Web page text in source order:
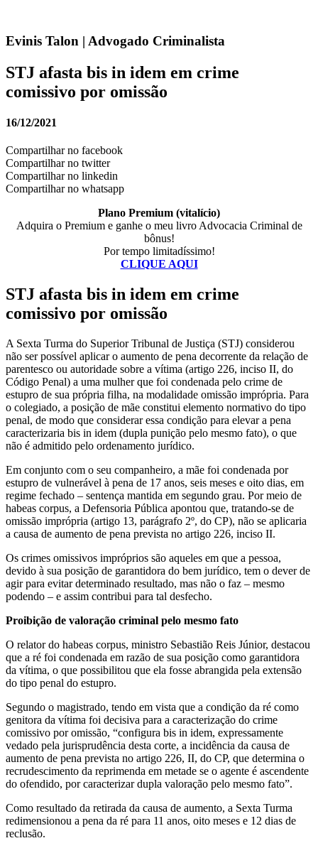
Evinis Talon | Advogado Criminalista
STJ afasta bis in idem em crime
comissivo por omissão
16/12/2021
Compartilhar no facebook
Compartilhar no twitter
Compartilhar no linkedin
Compartilhar no whatsapp
Plano Premium (vitalício)
Adquira o Premium e ganhe o meu livro Advocacia Criminal de
bônus!
Por tempo limitadíssimo!
CLIQUE AQUI
STJ afasta bis in idem em crime
comissivo por omissão
​A Sexta Turma do Superior Tribunal de Justiça (STJ) considerou
não ser possível aplicar o aumento de pena decorrente da relação de
parentesco ou autoridade sobre a vítima (artigo 226, inciso II, do
Código Penal) a uma mulher que foi condenada pelo crime de
estupro de sua própria filha, na modalidade omissão imprópria. Para
o colegiado, a posição de mãe constitui elemento normativo do tipo
penal, de modo que considerar essa condição para elevar a pena
caracterizaria bis in idem (dupla punição pelo mesmo fato), o que
não é admitido pelo ordenamento jurídico.
Em conjunto com o seu companheiro, a mãe foi condenada por
estupro de vulnerável à pena de 17 anos, seis meses e oito dias, em
regime fechado – sentença mantida em segundo grau. Por meio de
habeas corpus, a Defensoria Pública apontou que, tratando-se de
omissão imprópria (artigo 13, parágrafo 2º, do CP), não se aplicaria
a causa de aumento de pena prevista no artigo 226, inciso II.
Os crimes omissivos impróprios são aqueles em que a pessoa,
devido à sua posição de garantidora do bem jurídico, tem o dever de
agir para evitar determinado resultado, mas não o faz – mesmo
podendo – e assim contribui para tal desfecho.
Proibição de valoração criminal pelo mesmo fato
O relator do habeas corpus, ministro Sebastião Reis Júnior, destacou
que a ré foi condenada em razão de sua posição como garantidora
da vítima, o que possibilitou que ela fosse abrangida pela extensão
do tipo penal do estupro.
Segundo o magistrado, tendo em vista que a condição da ré como
genitora da vítima foi decisiva para a caracterização do crime
comissivo por omissão, “configura bis in idem, expressamente
vedado pela jurisprudência desta corte, a incidência da causa de
aumento de pena prevista no artigo 226, II, do CP, que determina o
recrudescimento da reprimenda em metade se o agente é ascendente
do ofendido, por caracterizar dupla valoração pelo mesmo fato”.
Como resultado da retirada da causa de aumento, a Sexta Turma
redimensionou a pena da ré para 11 anos, oito meses e 12 dias de
reclusão.